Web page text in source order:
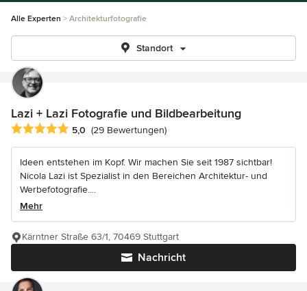
Alle Experten Architekturfotografie
Standort
Lazi + Lazi Fotografie und Bildbearbeitung
Durchschnittliche Bewertung: 5 von 5 Sternen
5,0 (29 Bewertungen)
Ideen entstehen im Kopf. Wir machen Sie seit 1987 sichtbar!
Nicola Lazi ist Spezialist in den Bereichen Architektur- und
Werbefotografie....
Mehr
Nachricht
Kärntner Straße 63/1, 70469 Stuttgart